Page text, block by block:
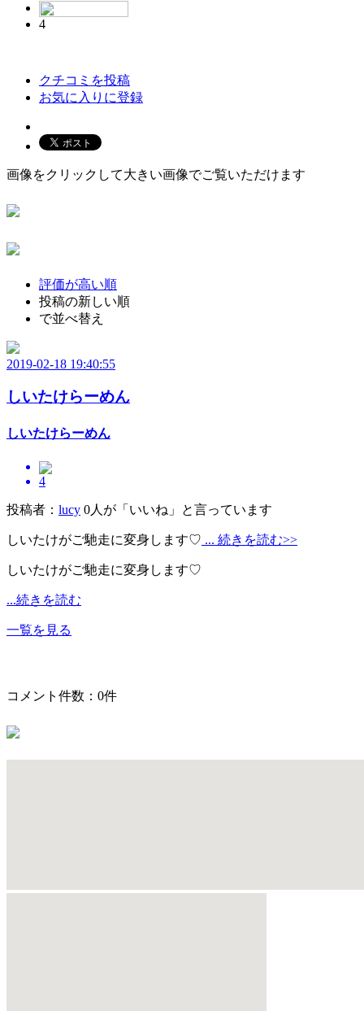
4
クチコミを投稿
お気に入りに登録
画像をクリックして大きい画像でご覧いただけます
評価が高い順
投稿の新しい順
で並べ替え
2019-02-18 19:40:55
しいたけらーめん
しいたけらーめん
4
投稿者： lucy 0人が「いいね」と言っています
しいたけがご馳走に変身します♡ ... 続きを読む>>
しいたけがご馳走に変身します♡
...続きを読む
一覧を見る
コメント件数：0件